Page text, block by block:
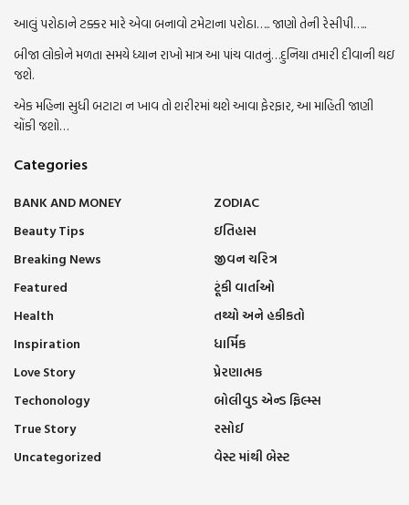
આલું પરોઠાને ટક્કર મારે એવા બનાવો ટમેટાના પરોઠા….. જાણો તેની રેસીપી…..
બીજા લોકોને મળતા સમયે ધ્યાન રાખો માત્ર આ પાંચ વાતનું…દુનિયા તમારી દીવાની થઇ
જશે.
એક મહિના સુધી બટાટા ન ખાવ તો શરીરમાં થશે આવા ફેરફાર, આ માહિતી જાણી
ચોંકી જશો…
Categories
BANK AND MONEY
Beauty Tips
Breaking News
Featured
Health
Inspiration
Love Story
Techonology
True Story
Uncategorized
ZODIAC
ઇતિહાસ
જીવન ચરિત્ર
ટૂંકી વાર્તાઓ
તથ્યો અને હકીકતો
ધાર્મિક
પ્રેરણાત્મક
બોલીવુડ એન્ડ ફિલ્મ્સ
રસોઈ
વેસ્ટ માંથી બેસ્ટ